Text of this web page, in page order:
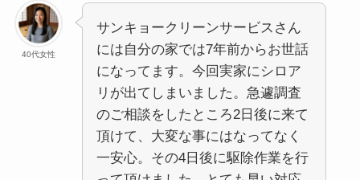
40代女性
サンキョークリーンサービスさん
には自分の家では7年前からお世話
になってます。今回実家にシロア
リが出てしまいました。急遽調査
のご相談をしたところ2日後に来て
頂けて、大変な事にはなってなく
一安心。その4日後に駆除作業を行